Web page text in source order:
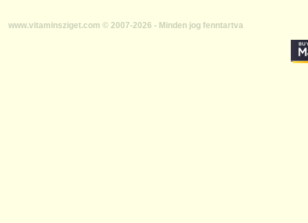
www.vitaminsziget.com © 2007-2026 - Minden jog fenntartva